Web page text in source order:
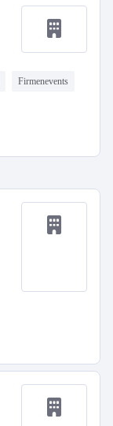
Firmenevents